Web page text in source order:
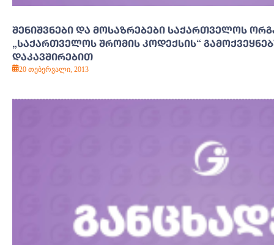
ᲨᲔᲜᲘᲨᲕᲜᲔᲑᲘ ᲓᲐ ᲛᲝᲡᲐᲖᲠᲔᲑᲔᲑᲘ ᲡᲐᲥᲐᲠᲗᲕᲔᲚᲝᲡ
„ᲡᲐᲥᲐᲠᲗᲕᲔᲚᲝᲡ ᲨᲠᲝᲛᲘᲡ ᲙᲝᲓᲔᲥᲡᲘᲡ“
ᲓᲐᲙᲐᲕᲨᲘᲠᲔᲑᲘᲗ
20 თებერვალი, 2013